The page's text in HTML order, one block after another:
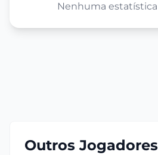
Nenhuma
Outros